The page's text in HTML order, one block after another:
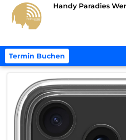
Handy Paradies
Termin Buchen